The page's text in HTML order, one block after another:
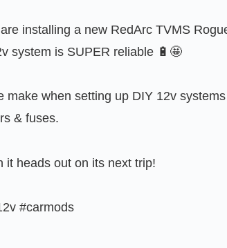
installing a new RedArc TVMS
system is SUPER reliable 🔋🤩
when setting up DIY 12v
& fuses.
it heads out on its next trip!
#carmods